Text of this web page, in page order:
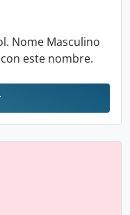
Nome Masculino
este nombre.